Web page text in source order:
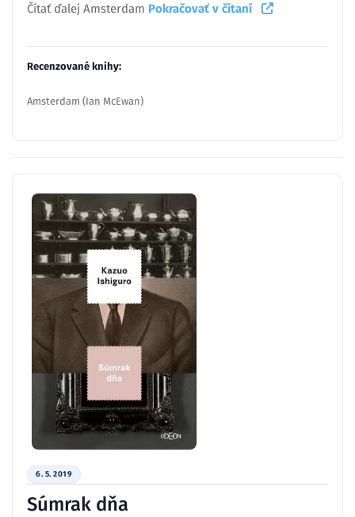
Čítať ďalej Amsterdam Pokračovať v čítaní
Recenzované knihy:
Amsterdam (Ian McEwan)
6. 5. 2019
Súmrak dňa